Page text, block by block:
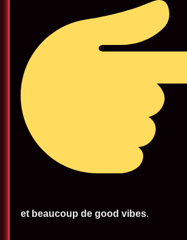
et beaucoup de good vibes.